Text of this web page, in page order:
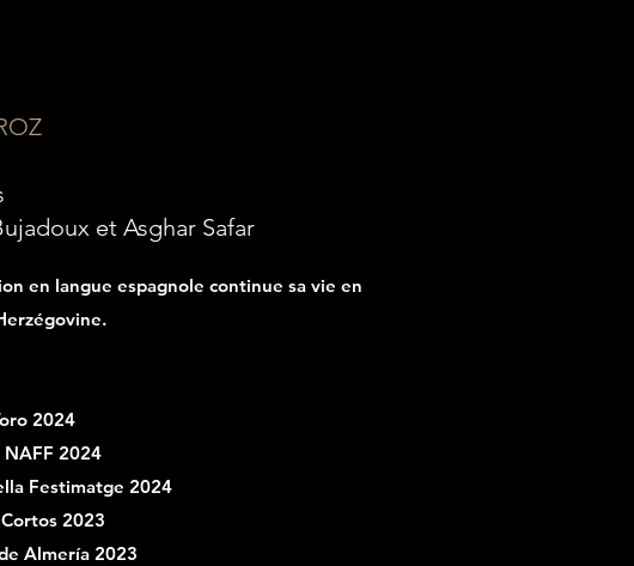
et Asghar Safar
en langue espagnole continue sa vie en
2024
2024
Festimatge 2024
2023
Almería 2023